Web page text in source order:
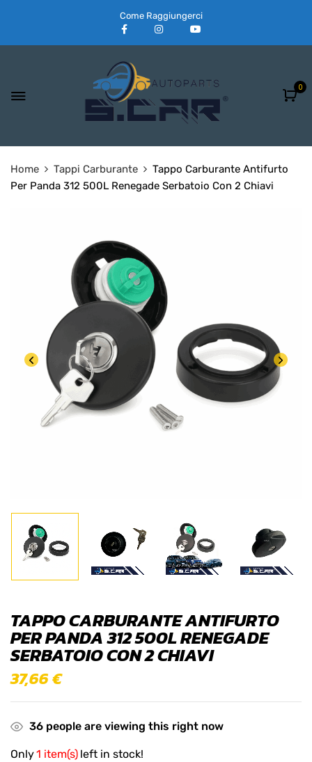
Come Raggiungerci
0
Home Tappi Carburante
Tappo Carburante Antifurto
Per Panda 312 500L Renegade Serbatoio Con 2 Chiavi
TAPPO CARBURANTE ANTIFURTO
PER PANDA 312 500L RENEGADE
SERBATOIO CON 2 CHIAVI
37,66€
36 people are viewing this right now
Only1 item(s) left in stock!